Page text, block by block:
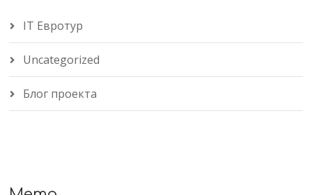
IT Евротур
Uncategorized
Блог проекта